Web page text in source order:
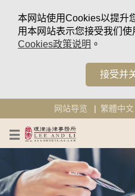
本网站使用Cookies以提升
用本网站表示您接受我们
Cookies政策说明 。
接受并
网站导览 繁體中文